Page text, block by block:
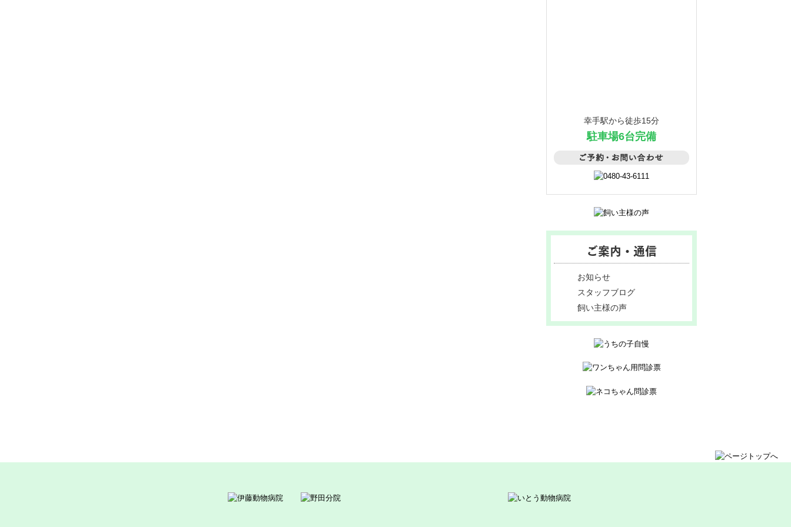
幸手駅から徒歩15分
駐車場6台完備
ご案内・通信
お知らせ
スタッフブログ
飼い主様の声